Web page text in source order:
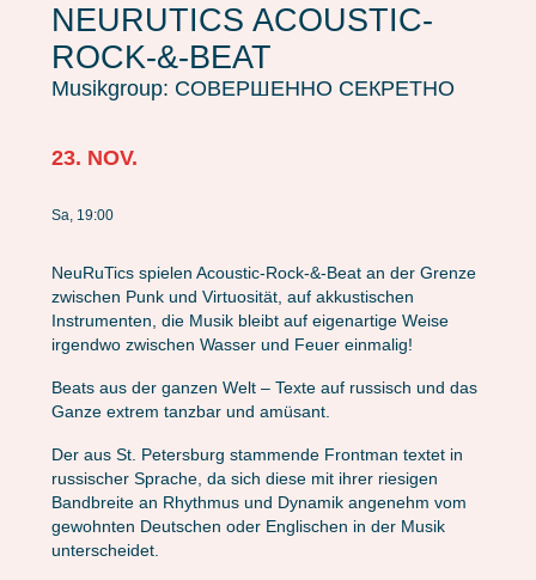
NEURUTICS ACOUSTIC-
ROCK-&-BEAT
Musikgroup: СОВЕРШЕННО СЕКРЕТНО
23. NOV.
Sa, 19:00
NeuRuTics spielen Acoustic-Rock-&-Beat an der Grenze
zwischen Punk und Virtuosität, auf akkustischen
Instrumenten, die Musik bleibt auf eigenartige Weise
irgendwo zwischen Wasser und Feuer einmalig!
Beats aus der ganzen Welt – Texte auf russisch und das
Ganze extrem tanzbar und amüsant.
Der aus St. Petersburg stammende Frontman textet in
russischer Sprache, da sich diese mit ihrer riesigen
Bandbreite an Rhythmus und Dynamik angenehm vom
gewohnten Deutschen oder Englischen in der Musik
unterscheidet.